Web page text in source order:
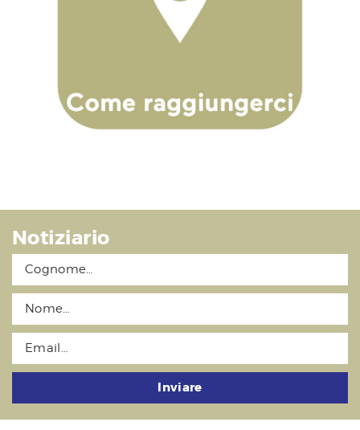
Notiziario
Inviare